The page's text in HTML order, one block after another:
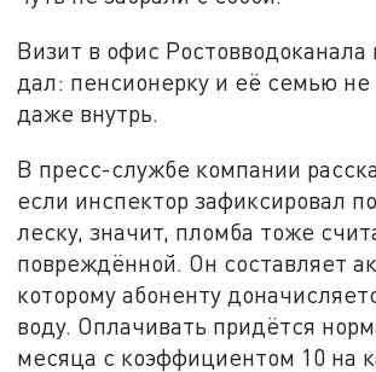
Визит в офис Ростовводоканала
дал: пенсионерку и её семью не
даже внутрь.
В пресс-службе компании
если инспектор зафиксировал
леску, значит, пломба тоже
повреждённой. Он составляет
которому абоненту
воду. Оплачивать придётся
месяца с коэффициентом 10 на